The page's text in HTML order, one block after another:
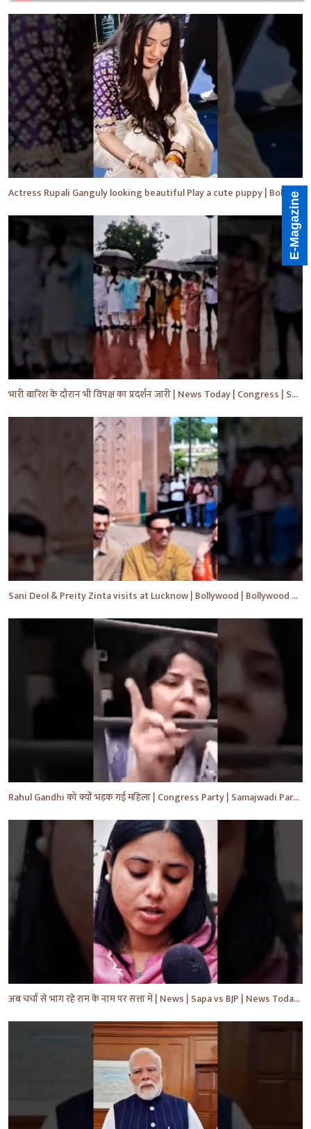
Actress Rupali Ganguly looking beautiful Play a cute puppy | Bollywood | Bollywood News #shorts #yt
भारी बारिश के दौरान भी विपक्ष का प्रदर्शन जारी | News Today | Congress | Samajwadi | #shorts #yt
Sani Deol & Preity Zinta visits at Lucknow | Bollywood | Bollywood News | #bollywood #shorts #yt
Rahul Gandhi को क्यों भड़क गई महिला | Congress Party | Samajwadi Party | #shorts #ytshorts #yt
अब चर्चा से भाग रहे राम के नाम पर सत्ता में | News | Sapa vs BJP | News Today | Breaking #shorts #yt
E-Magazine